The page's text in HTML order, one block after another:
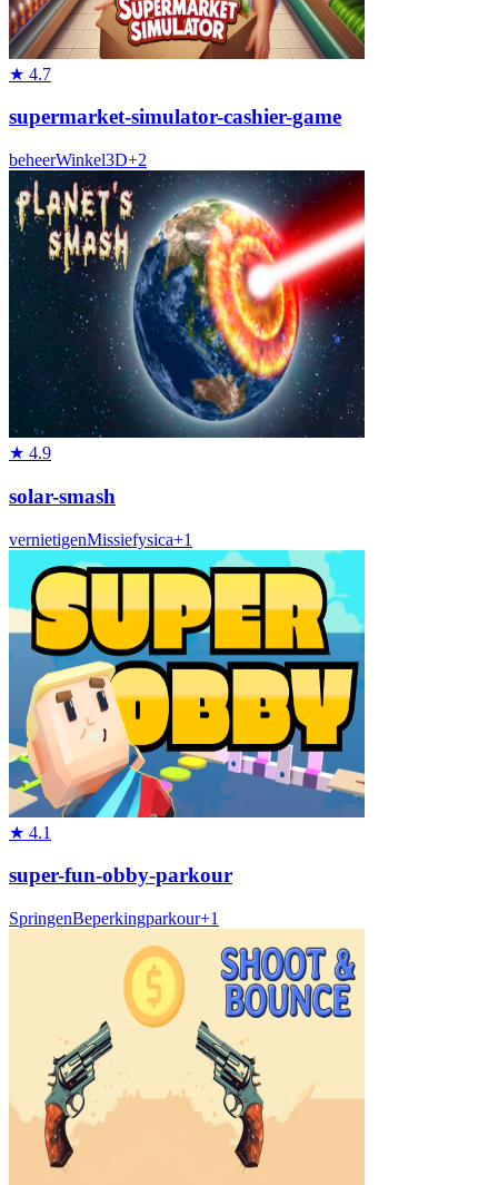
★ 4.7
supermarket-simulator-cashier-game
beheerWinkel3D+2
★ 4.9
solar-smash
vernietigenMissiefysica+1
★ 4.1
super-fun-obby-parkour
SpringenBeperkingparkour+1